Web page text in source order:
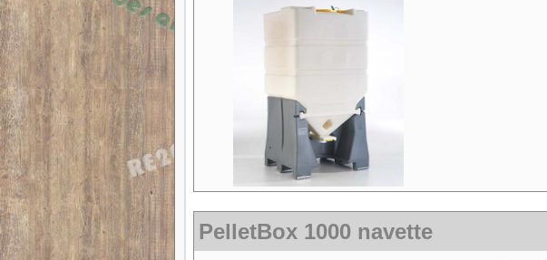
PelletBox 1000 navette